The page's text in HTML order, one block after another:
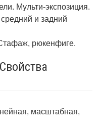
Мульти-экспозиция.
и задний
рюкенфиге.
масштабная,